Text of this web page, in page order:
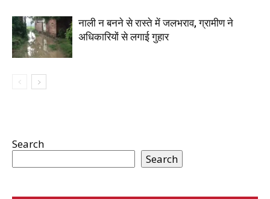
नाली न बनने से रास्ते में जलभराव, ग्रामीण ने
अधिकारियों से लगाई गुहार
Search
Search